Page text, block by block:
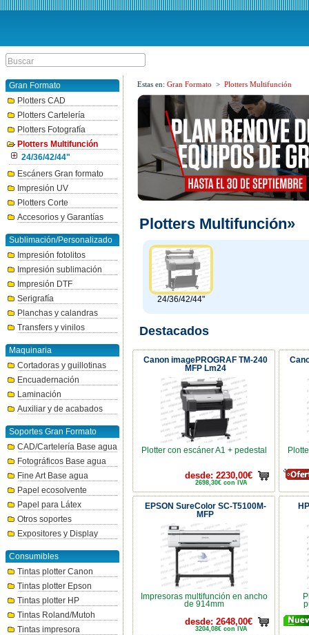
Gran Formato
Plotters CAD
Plotters Cartelería
Plotters Fotografía
Plotters Multifunción
24/36/42/44"
Escáners Gran formato
Impresión UV
Plotters Corte
Accesorios y Garantías
Sublimación/Personalizado
Impresión fotolitos
Impresión sublimación
Impresión DTF
Serigrafía
Planchas y calandras
Transfers y vinilos
Maquinaria
Cortadoras y guillotinas
Encuadernación
Laminación
Auxiliar y de acabados
Soportes Gran Formato
CAD/Cartelería Base agua
Fotográficos Base agua
Fine Art Base agua
Papel ecosolvente
Papel para Látex
Otros soportes
Expositores y Display
Consumibles
Tintas plotter Canon
Tintas plotter Epson
Tintas plotter HP
Tintas Roland/Mutoh
Tintas impresora
Estas en: Gran Formato > Plotters Multifunción
Plotters Multifunción»
24/36/42/44"
Destacados
Canon imagePROGRAF TM-240
MFP Lm24
Plotter con escáner A1 + pedestal
desde: 2230,00€
2698,30€ con IVA
EPSON SureColor SC-T5100M-
MFP
Impresoras multifunción en ancho
de 914mm
desde: 2648,00€
3204,08€ con IVA